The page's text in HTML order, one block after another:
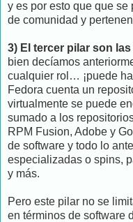
y es por esto que que
de comunidad y
3) El tercer pilar son
bien decíamos
cualquier rol… ¡puede
Fedora cuenta un
virtualmente se puede
sumado a los
RPM Fusion, Adobe y
de software y todo lo
especializadas o spins,
y más.
Pero este pilar no se
en términos de software